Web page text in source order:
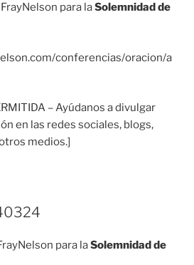
para laSolemnidad de
conferencias/oracion/a
– Ayúdanos a divulgar
en las redes sociales, blogs,
medios.]
para laSolemnidad de